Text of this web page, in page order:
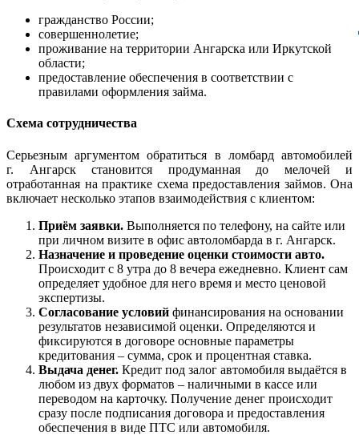
гражданство России;
совершеннолетие;
проживание на территории Ангарска или Иркутской
области;
предоставление обеспечения в соответствии с
правилами оформления займа.
Схема сотрудничества
Серьезным аргументом обратиться в ломбард автомобилей
г. Ангарск становится продуманная до мелочей и
отработанная на практике схема предоставления займов. Она
включает несколько этапов взаимодействия с клиентом:
Приём заявки. Выполняется по телефону, на сайте или
при личном визите в офис автоломбарда в г. Ангарск.
Назначение и проведение оценки стоимости авто.
Происходит с 8 утра до 8 вечера ежедневно. Клиент сам
определяет удобное для него время и место ценовой
экспертизы.
Согласование условий финансирования на основании
результатов независимой оценки. Определяются и
фиксируются в договоре основные параметры
кредитования – сумма, срок и процентная ставка.
Выдача денег. Кредит под залог автомобиля выдаётся в
любом из двух форматов – наличными в кассе или
переводом на карточку. Получение денег происходит
сразу после подписания договора и предоставления
обеспечения в виде ПТС или автомобиля.